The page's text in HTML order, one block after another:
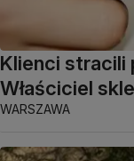
Klienci stracili
Właściciel
WARSZAWA